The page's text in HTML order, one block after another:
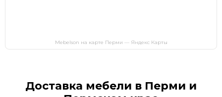
Mebelson на карте Перми — Яндекс Карты
Доставка мебели в Перми и